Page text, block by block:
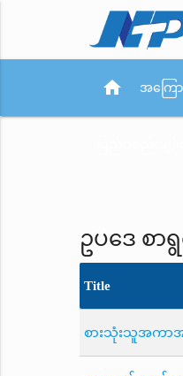
home အကြေ
ဥပဒေ စာ
Title
စားသုံးသူအကာအ